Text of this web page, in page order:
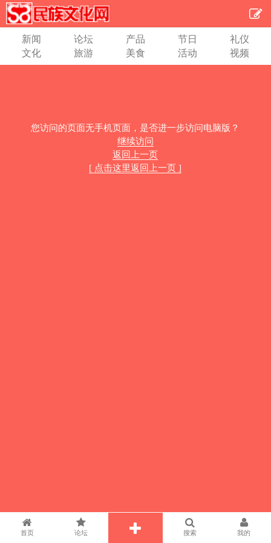
新闻 论坛 产品 节日
礼仪
文化
旅游 美食 活动 视频
您访问的页面无手机页面，是否进一步访问电脑版？
继续访问
返回上一页
[ 点击这里返回上一页 ]
首页 论坛 搜索 我的